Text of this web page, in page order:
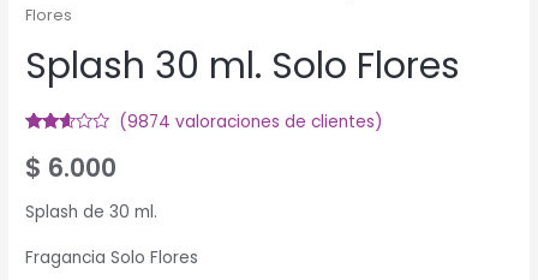
Flores
Splash 30 ml. Solo Flores
2.52
sobre
basado
en
de
clientes
(9874 valoraciones de clientes)
$ 6.000
Splash de 30 ml.
Fragancia Solo Flores